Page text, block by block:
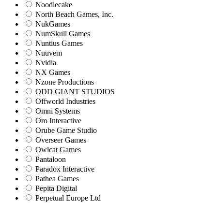
Noodlecake
North Beach Games, Inc.
NukGames
NumSkull Games
Nuntius Games
Nuuvem
Nvidia
NX Games
Nzone Productions
ODD GIANT STUDIOS
Offworld Industries
Omni Systems
Oro Interactive
Orube Game Studio
Overseer Games
Owlcat Games
Pantaloon
Paradox Interactive
Pathea Games
Pepita Digital
Perpetual Europe Ltd